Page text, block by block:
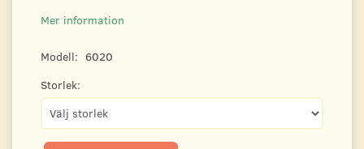
Mer information
Modell: 6020
Storlek: